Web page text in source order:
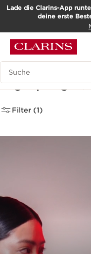
WEITER ZUM INHALT
Lade die Clarins-App
deine erste
Such-Historie
Tagespflege
Filter (1)